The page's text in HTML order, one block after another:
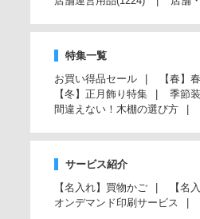
特集一覧
お買い得品セール
【春】
【冬】正月飾り特集
季節
間違えない！木棚の選び方
サービス紹介
【名入れ】買物かご
【名
オンデマンド印刷サービス